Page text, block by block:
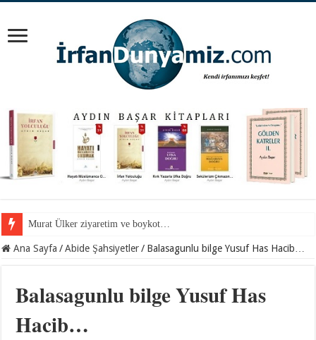
Mevlana Hazretlerini nerede arayalım?
Ana Sayfa / Abide Şahsiyetler / Balasagunlu bilge Yusuf Has Hacib…
Balasagunlu bilge Yusuf Has
Hacib…